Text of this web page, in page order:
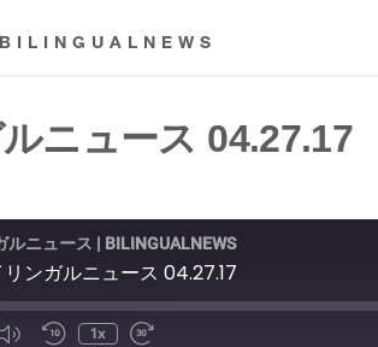
BILINGUALNEWS
ニュース 04.27.17
ルニュース | BILINGUALNEWS
ンガルニュース 04.27.17
1x